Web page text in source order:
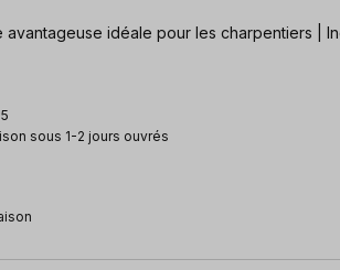
idéale pour les charpentiers |
sous 1-2 jours ouvrés